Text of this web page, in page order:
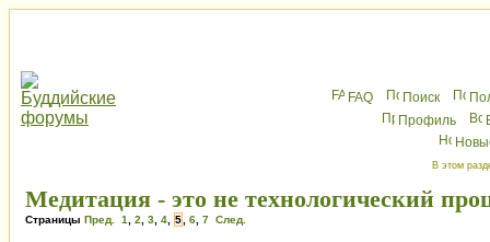
FAQ Поиск
Профиль
В этом
Медитация - это не технологический
Страницы Пред. 1 2 3 4 5 6 7 След.